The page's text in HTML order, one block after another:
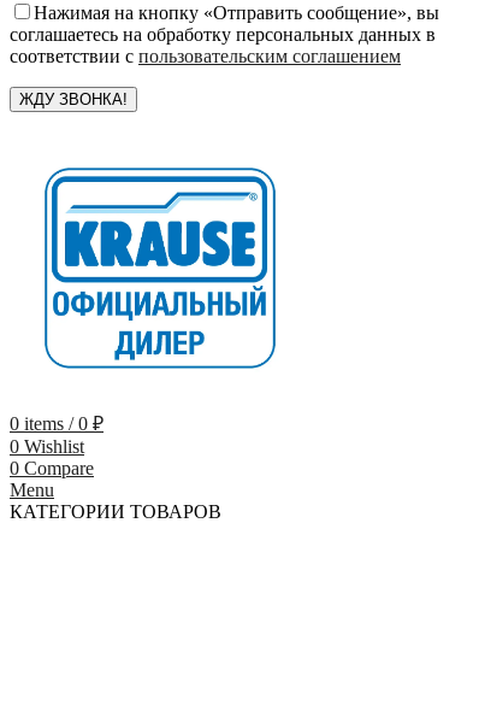
Нажимая на кнопку «Отправить сообщение», вы
соглашаетесь на обработку персональных данных в
соответствии с пользовательским соглашением
0 items / 0 ₽
0 Wishlist
0 Compare
Menu
КАТЕГОРИИ ТОВАРОВ